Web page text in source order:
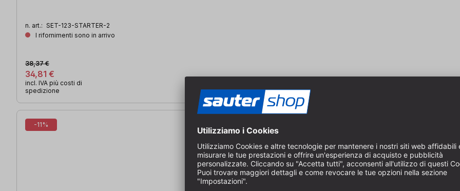
n. art.: SET-123-STARTER-2
I rifornimenti sono in arrivo
34,81 €
38,37 €
incl. IVA più costi di
spedizione
-11%